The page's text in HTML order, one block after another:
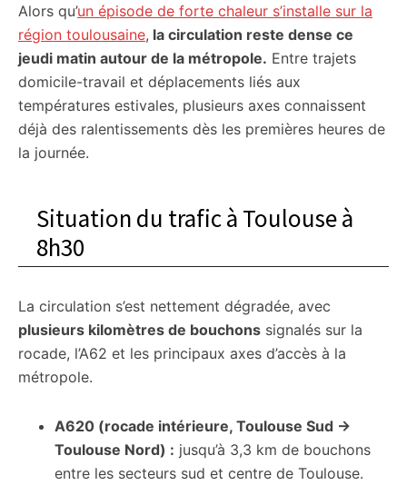
Alors qu’un épisode de forte chaleur s’installe sur la
région toulousaine, la circulation reste dense ce
jeudi matin autour de la métropole. Entre trajets
domicile-travail et déplacements liés aux
températures estivales, plusieurs axes connaissent
déjà des ralentissements dès les premières heures de
la journée.
Situation du trafic à Toulouse à
8h30
La circulation s’est nettement dégradée, avec
plusieurs kilomètres de bouchons signalés sur la
rocade, l’A62 et les principaux axes d’accès à la
métropole.
A620 (rocade intérieure, Toulouse Sud →
Toulouse Nord) : jusqu’à 3,3 km de bouchons
entre les secteurs sud et centre de Toulouse.